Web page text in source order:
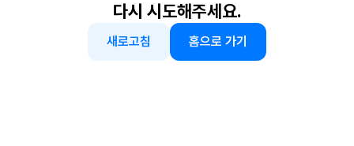
다시 시도해주세요.
새로고침 홈으로 가기